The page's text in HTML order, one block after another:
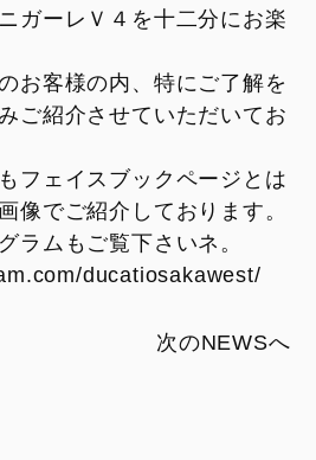
ガーレＶ４を十二分にお楽
お客様の内、特にご了解を
ご紹介させていただいてお
フェイスブックページとは
像でご紹介しております。
ラムもご覧下さいネ。
ducatiosakawest/
次のNEWSへ